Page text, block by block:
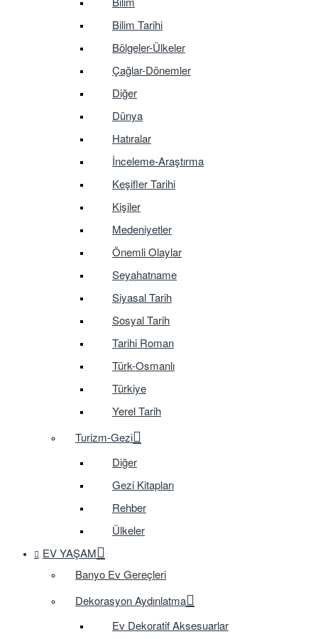
Bilim Tarihi
Bölgeler-Ülkeler
Çağlar-Dönemler
Diğer
Dünya
Hatıralar
İnceleme-Araştırma
Keşifler Tarihi
Kişiler
Medeniyetler
Önemli Olaylar
Seyahatname
Siyasal Tarih
Sosyal Tarih
Tarihi Roman
Türk-Osmanlı
Türkiye
Yerel Tarih
Turizm-Gezi
Diğer
Gezi Kitapları
Rehber
Ülkeler
EV YAŞAM
Banyo Ev Gereçleri
Dekorasyon Aydınlatma
Ev Dekoratif Aksesuarlar